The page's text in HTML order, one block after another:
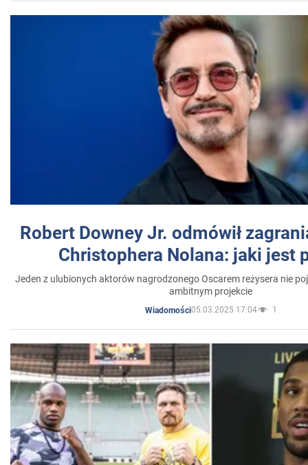
Robert Downey Jr. odmówił
Christophera Nolana: jaki jest
Jeden z ulubionych aktorów nagrodzonego Oscarem reżysera nie
ambitnym projekcie
Wiadomości05.03.2025 17:04 1